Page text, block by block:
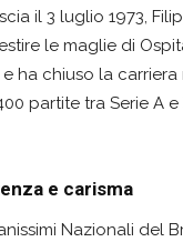
il 3 luglio 1973,
le maglie di
ha chiuso la carriera
partite tra Serie A
e carisma
Nazionali del